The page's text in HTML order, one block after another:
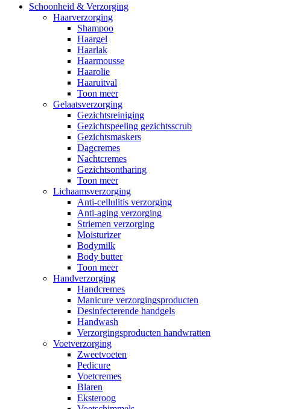
Schoonheid & Verzorging
Haarverzorging
Shampoo
Haargel
Haarlak
Haarmousse
Haarolie
Haaruitval
Toon meer
Gelaatsverzorging
Gezichtsreiniging
Gezichtspeeling gezichtsscrub
Gezichtsmaskers
Dagcremes
Nachtcremes
Gezichtsontharing
Toon meer
Lichaamsverzorging
Anti-cellulitis verzorging
Anti-aging verzorging
Striemen verzorging
Moisturizer
Bodymilk
Body butter
Toon meer
Handverzorging
Handcremes
Manicure verzorgingsproducten
Desinfecterende handgels
Handwash
Verzorgingsproducten handwratten
Voetverzorging
Zweetvoeten
Pedicure
Voetcremes
Blaren
Eksteroog